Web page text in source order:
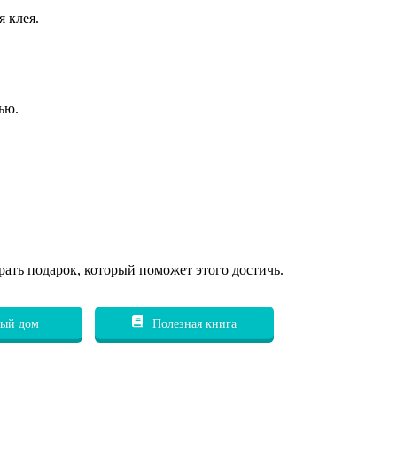
клея.
подарок, который поможет этого достичь.
дом Полезная книга